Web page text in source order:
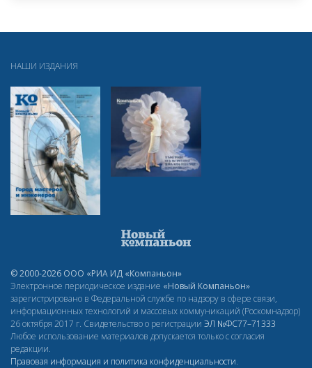
НАШИ ИЗДАНИЯ
© 2000-2026 ООО «РИА ИД «Компаньон»
Электронное периодическое издание «Новый Компаньон»
зарегистрировано в Федеральной службе по надзору в сфере связи,
информационных технологий и массовых коммуникаций (Роскомнадзор)
26 октября 2017 г. Свидетельство о регистрации ЭЛ №ФС77–71333
Любое использование материалов допускается только с согласия
редакции.
Правовая информация и политика конфиденциальности.